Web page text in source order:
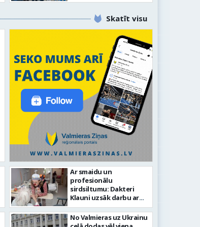
Skatīt visu
svētku gājiens 2026
Ar smaidu un
profesionālu
sirdsiltumu: Dakteri
Klauni uzsāk darbu ar
senioriem Vidzemes
slimnīcā
No Valmieras uz Ukrainu